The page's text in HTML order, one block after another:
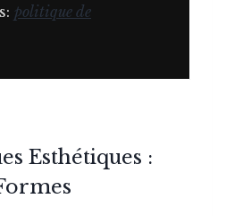
politique de
Esthétiques :